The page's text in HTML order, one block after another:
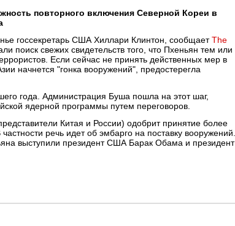
повторного включения Северной Кореи в
госсекретарь США Хиллари Клинтон, сообщаетThe
поиск свежих свидетельств того, что Пхеньян тем или
Если сейчас не принять действенных мер в
начнется "гонка вооружений", предостерегла
года. Администрация Буша пошла на этот шаг,
ядерной программы путем переговоров.
Китая и России) одобрит принятие более
речь идет об эмбарго на поставку вооружений.
выступили президент США Барак Обама и президент